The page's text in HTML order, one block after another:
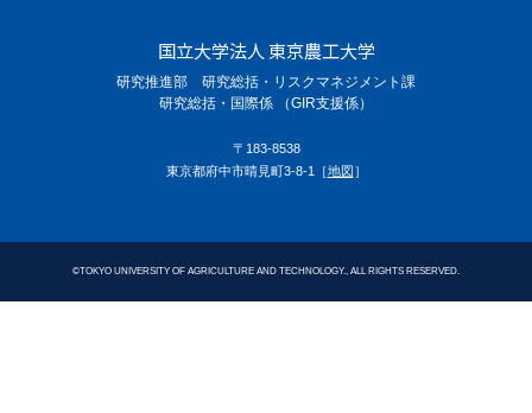
国立大学法人 東京農工大学
研究推進部 研究総括・リスクマネジメント課
研究総括・国際係 （GIR支援係）
〒183-8538
東京都府中市晴見町3-8-1［地図］
©TOKYO UNIVERSITY OF AGRICULTURE AND TECHNOLOGY., ALL RIGHTS RESERVED.